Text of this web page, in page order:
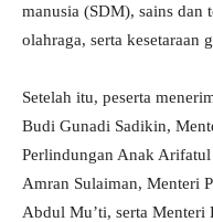
manusia (SDM), sains dan
olahraga, serta kesetaraan
Setelah itu, peserta
Budi Gunadi Sadikin,
Perlindungan Anak
Amran Sulaiman, Menteri
Abdul Mu’ti, serta